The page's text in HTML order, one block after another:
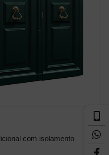
com isolamento